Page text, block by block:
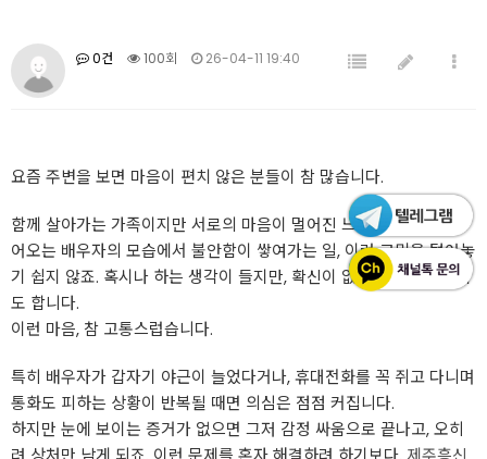
0건 100회 26-04-11 19:40
요즘 주변을 보면 마음이 편치 않은 분들이 참 많습니다.
함께 살아가는 가족이지만 서로의 마음이 멀어진 느낌, 매일 늦게 들
어오는 배우자의 모습에서 불안함이 쌓여가는 일, 이런 고민을 털어놓
기 쉽지 않죠. 혹시나 하는 생각이 들지만, 확신이 없어 더 괴로워지기
도 합니다.
이런 마음, 참 고통스럽습니다.
특히 배우자가 갑자기 야근이 늘었다거나, 휴대전화를 꼭 쥐고 다니며
통화도 피하는 상황이 반복될 때면 의심은 점점 커집니다.
하지만 눈에 보이는 증거가 없으면 그저 감정 싸움으로 끝나고, 오히